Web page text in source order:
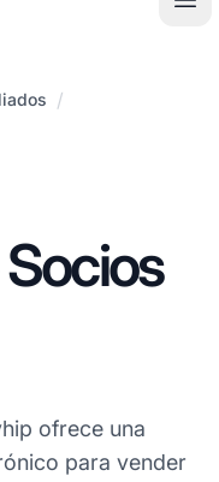
/
ofrece una
para vender